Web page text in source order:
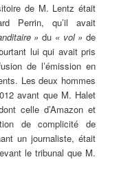
de M. Lentz était
Perrin, qu’il avait
»du « vol » de
lui qui avait pris
de l’émission en
Les deux hommes
avant que M. Halet
celle d’Amazon et
de complicité de
un journaliste, était
le tribunal que M.